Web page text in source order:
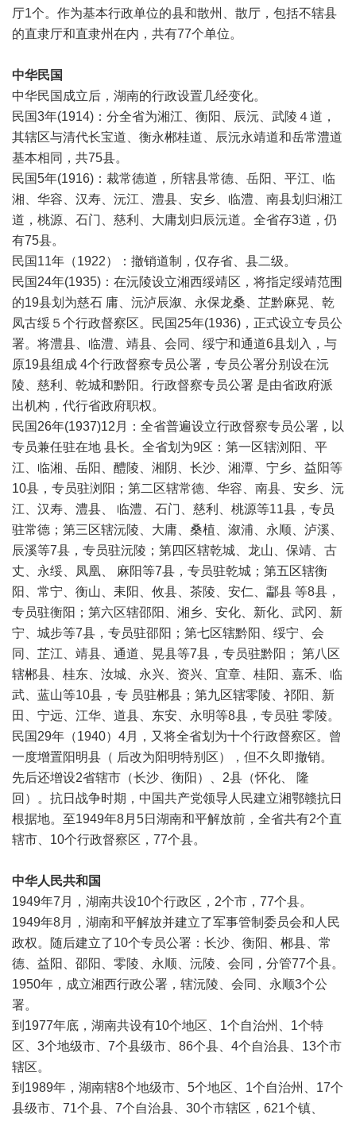
厅1个。作为基本行政单位的县和散州、散厅，包括不辖县
的直隶厅和直隶州在内，共有77个单位。
中华民国
中华民国成立后，湖南的行政设置几经变化。
民国3年(1914)：分全省为湘江、衡阳、辰沅、武陵４道，
其辖区与清代长宝道、衡永郴桂道、辰沅永靖道和岳常澧道
基本相同，共75县。
民国5年(1916)：裁常德道，所辖县常德、岳阳、平江、临
湘、华容、汉寿、沅江、澧县、安乡、临澧、南县划归湘江
道，桃源、石门、慈利、大庸划归辰沅道。全省存3道，仍
有75县。
民国11年（1922）：撤销道制，仅存省、县二级。
民国24年(1935)：在沅陵设立湘西绥靖区，将指定绥靖范围
的19县划为慈石 庸、沅泸辰溆、永保龙桑、芷黔麻晃、乾
凤古绥５个行政督察区。民国25年(1936)，正式设立专员公
署。将澧县、临澧、靖县、会同、绥宁和通道6县划入，与
原19县组成 4个行政督察专员公署，专员公署分别设在沅
陵、慈利、乾城和黔阳。行政督察专员公署 是由省政府派
出机构，代行省政府职权。
民国26年(1937)12月：全省普遍设立行政督察专员公署，以
专员兼任驻在地 县长。全省划为9区：第一区辖浏阳、平
江、临湘、岳阳、醴陵、湘阴、长沙、湘潭、宁乡、益阳等
10县，专员驻浏阳；第二区辖常德、华容、南县、安乡、沅
江、汉寿、澧县、 临澧、石门、慈利、桃源等11县，专员
驻常德；第三区辖沅陵、大庸、桑植、溆浦、永顺、泸溪、
辰溪等7县，专员驻沅陵；第四区辖乾城、龙山、保靖、古
丈、永绥、凤凰、 麻阳等7县，专员驻乾城；第五区辖衡
阳、常宁、衡山、耒阳、攸县、茶陵、安仁、酃县 等8县，
专员驻衡阳；第六区辖邵阳、湘乡、安化、新化、武冈、新
宁、城步等7县，专员驻邵阳；第七区辖黔阳、绥宁、会
同、芷江、靖县、通道、晃县等7县，专员驻黔阳； 第八区
辖郴县、桂东、汝城、永兴、资兴、宜章、桂阳、嘉禾、临
武、蓝山等10县，专 员驻郴县；第九区辖零陵、祁阳、新
田、宁远、江华、道县、东安、永明等8县，专员驻 零陵。
民国29年（1940）4月，又将全省划为十个行政督察区。曾
一度增置阳明县（ 后改为阳明特别区），但不久即撤销。
先后还增设2省辖市（长沙、衡阳）、2县（怀化、 隆
回）。 抗日战争时期，中国共产党领导人民建立湘鄂赣抗日
根据地。至1949年8月5日湖南和平解放前，全省共有2个直
辖市、10个行政督察区，77个县。
中华人民共和国
1949年7月，湖南共设10个行政区，2个市，77个县。
1949年8月，湖南和平解放并建立了军事管制委员会和人民
政权。随后建立了10个专员公署：长沙、衡阳、郴县、常
德、益阳、邵阳、零陵、永顺、沅陵、会同，分管77个县。
1950年，成立湘西行政公署，辖沅陵、会同、永顺3个公
署。
到1977年底，湖南共设有10个地区、1个自治州、1个特
区、3个地级市、7个县级市、86个县、4个自治县、13个市
辖区。
到1989年，湖南辖8个地级市、5个地区、1个自治州、17个
县级市、71个县、7个自治县、30个市辖区，621个镇、